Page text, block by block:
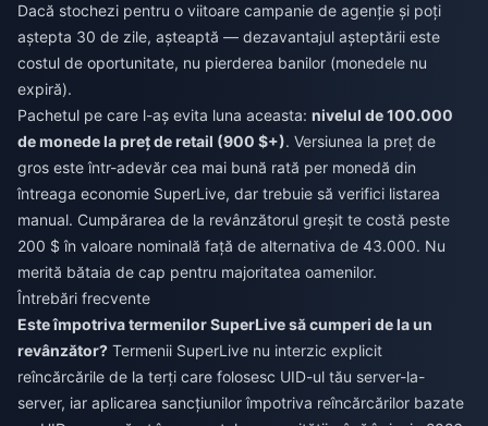
Dacă stochezi pentru o viitoare campanie de agenție și poți
aștepta 30 de zile, așteaptă — dezavantajul așteptării este
costul de oportunitate, nu pierderea banilor (monedele nu
expiră).
Pachetul pe care l-aș evita luna aceasta: nivelul de 100.000
de monede la preț de retail (900 $+). Versiunea la preț de
gros este într-adevăr cea mai bună rată per monedă din
întreaga economie SuperLive, dar trebuie să verifici listarea
manual. Cumpărarea de la revânzătorul greșit te costă peste
200 $ în valoare nominală față de alternativa de 43.000. Nu
merită bătaia de cap pentru majoritatea oamenilor.
Întrebări frecvente
Este împotriva termenilor SuperLive să cumperi de la un
revânzător? Termenii SuperLive nu interzic explicit
reîncărcările de la terți care folosesc UID-ul tău server-la-
server, iar aplicarea sancțiunilor împotriva reîncărcărilor bazate